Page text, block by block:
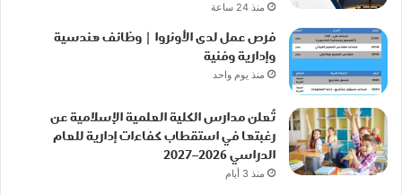
منذ 24 ساعة
فرص عمل لدى الأونروا | وظائف هندسية
وإدارية وفنية
منذ يوم واحد
تُعلن مدارس الكلية العلمية الإسلامية عن
رغبتها في استقطاب كفاءات إدارية للعام
الدراسي 2026–2027
منذ 3 أيام